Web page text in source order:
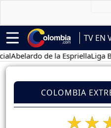
TV EN
Abelardo de la EspriellaLiga
COLOMBIA